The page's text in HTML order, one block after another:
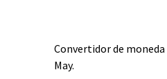
Convertidor de moneda
May.